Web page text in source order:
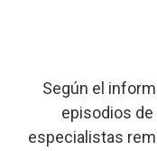
Según el
episodios
especialistas